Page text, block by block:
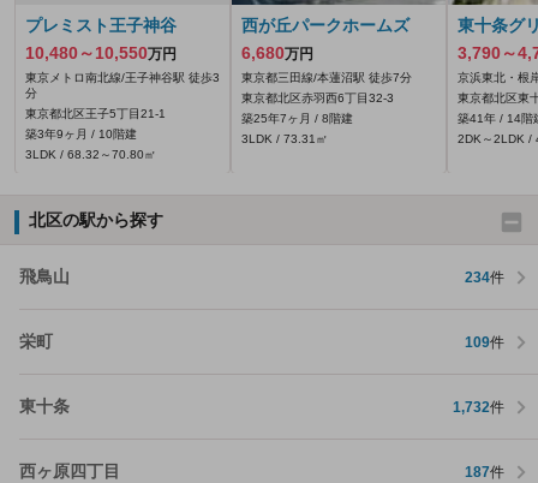
プレミスト王子神谷
10,480～10,550万円
東京メトロ南北線/王子神谷駅 徒歩3
分
東京都北区王子5丁目21-1
築3年9ヶ月 / 10階建
3LDK / 68.32～70.80㎡
西が丘パークホームズ
6,680万円
東京都三田線/本蓮沼駅 徒歩7分
東京都北区赤羽西6丁目32-3
築25年7ヶ月 / 8階建
3LDK / 73.31㎡
東十条グ
3,790～
京浜東北・根
東京都北区東
築41年 / 14階
2DK～2LDK /
北区の駅から探す
飛鳥山 234件
栄町 109件
東十条 1,732件
西ヶ原四丁目 187件